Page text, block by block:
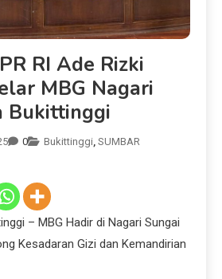
RI Ade Rizki
MBG Nagari
Bukittinggi
0 Bukittinggi, SUMBAR
– MBG Hadir di Nagari Sungai
Kesadaran Gizi dan Kemandirian